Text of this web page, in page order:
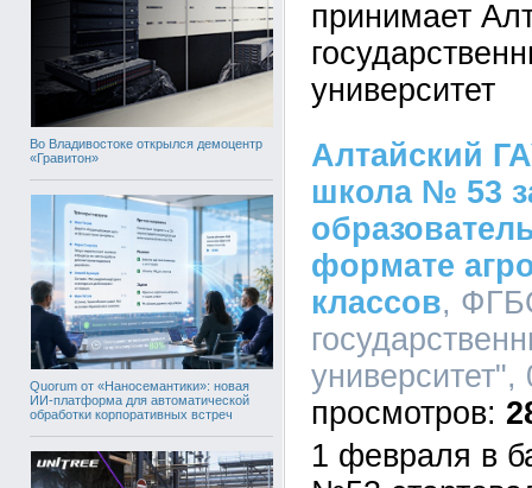
Во Владивостоке открылся демоцентр
«Гравитон»
Quorum от «Наносемантики»: новая
ИИ-платформа для автоматической
обработки корпоративных встреч
принимает
университет
Алтайский
школа № 53
формате
классов,
1 февраля в